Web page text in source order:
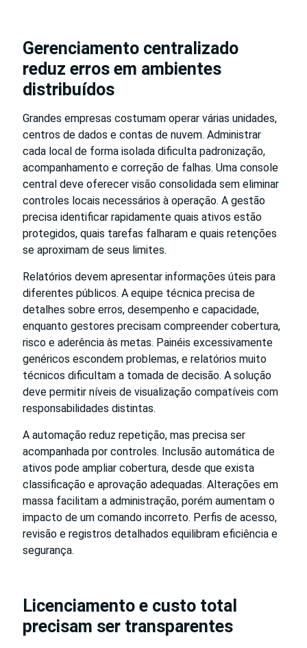
Gerenciamento centralizado
reduz erros em ambientes
distribuídos
Grandes empresas costumam operar várias unidades,
centros de dados e contas de nuvem. Administrar
cada local de forma isolada dificulta padronização,
acompanhamento e correção de falhas. Uma console
central deve oferecer visão consolidada sem eliminar
controles locais necessários à operação. A gestão
precisa identificar rapidamente quais ativos estão
protegidos, quais tarefas falharam e quais retenções
se aproximam de seus limites.
Relatórios devem apresentar informações úteis para
diferentes públicos. A equipe técnica precisa de
detalhes sobre erros, desempenho e capacidade,
enquanto gestores precisam compreender cobertura,
risco e aderência às metas. Painéis excessivamente
genéricos escondem problemas, e relatórios muito
técnicos dificultam a tomada de decisão. A solução
deve permitir níveis de visualização compatíveis com
responsabilidades distintas.
A automação reduz repetição, mas precisa ser
acompanhada por controles. Inclusão automática de
ativos pode ampliar cobertura, desde que exista
classificação e aprovação adequadas. Alterações em
massa facilitam a administração, porém aumentam o
impacto de um comando incorreto. Perfis de acesso,
revisão e registros detalhados equilibram eficiência e
segurança.
Licenciamento e custo total
precisam ser transparentes